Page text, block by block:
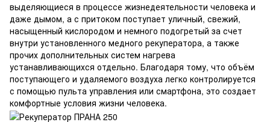
выделяющиеся в процессе жизнедеятельности человека и
даже дымом, а с притоком поступает уличный, свежий,
насыщенный кислородом и немного подогретый за счет
внутри установленного медного рекуператора, а также
прочих дополнительных систем нагрева
устанавливающихся отдельно. Благодаря тому, что объём
поступающего и удаляемого воздуха легко контролируется
с помощью пульта управления или смартфона, это создает
комфортные условия жизни человека.